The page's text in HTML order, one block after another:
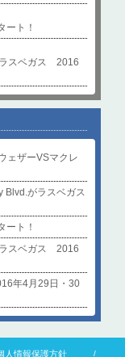
ート！
スベガス 2016
ェザーVSマクレ
Blvd.がラスベガス
ート！
スベガス 2016
年4月29日・30
人情報保護方針